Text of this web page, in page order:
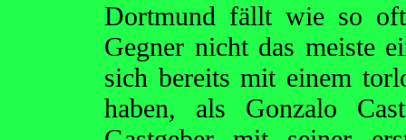
Dortmund fällt wie so oft
Gegner nicht das meiste
sich bereits mit einem
haben, als Gonzalo